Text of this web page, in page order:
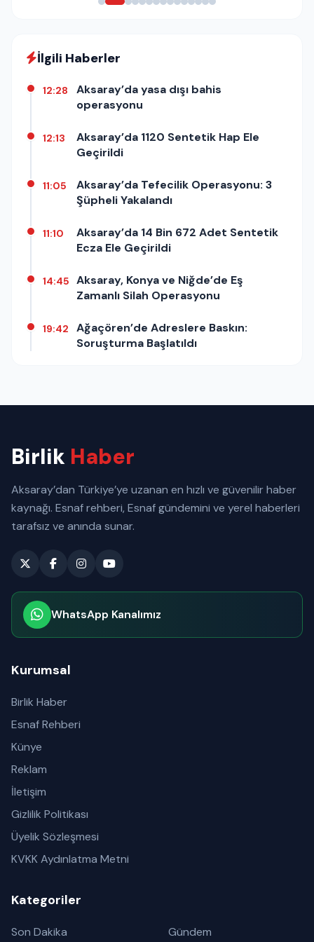
İlgili Haberler
12:28
Aksaray’da yasa dışı bahis
operasyonu
12:13
Aksaray’da 1120 Sentetik Hap Ele
Geçirildi
11:05
Aksaray’da Tefecilik Operasyonu: 3
Şüpheli Yakalandı
11:10
Aksaray’da 14 Bin 672 Adet Sentetik
Ecza Ele Geçirildi
14:45
Aksaray, Konya ve Niğde’de Eş
Zamanlı Silah Operasyonu
19:42
Ağaçören’de Adreslere Baskın:
Soruşturma Başlatıldı
Birlik Haber
Aksaray’dan Türkiye’ye uzanan en hızlı ve güvenilir haber
kaynağı. Esnaf rehberi, Esnaf gündemini ve yerel haberleri
tarafsız ve anında sunar.
WhatsApp Kanalımız
Kurumsal
Birlik Haber
Esnaf Rehberi
Künye
Reklam
İletişim
Gizlilik Politikası
Üyelik Sözleşmesi
KVKK Aydınlatma Metni
Kategoriler
Son Dakika Gündem